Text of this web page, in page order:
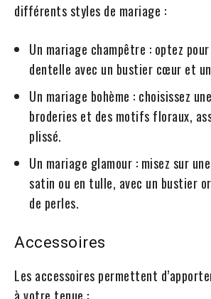
différents styles de mariage :
Un mariage champêtre : optez
dentelle avec un bustier cœur et
Un mariage bohème : choisissez
broderies et des motifs floraux,
plissé.
Un mariage glamour : misez sur
satin ou en tulle, avec un bustier
de perles.
Accessoires
Les accessoires permettent